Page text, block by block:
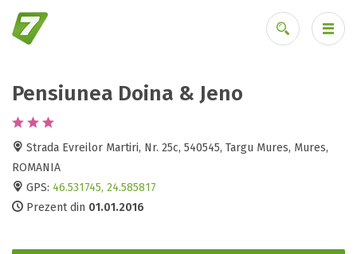
Pensiunea Doina & Jeno
Strada Evreilor Martiri, Nr. 25c, 540545, Targu Mures, Mures,
ROMANIA
GPS: 46.531745, 24.585817
Prezent din 01.01.2016